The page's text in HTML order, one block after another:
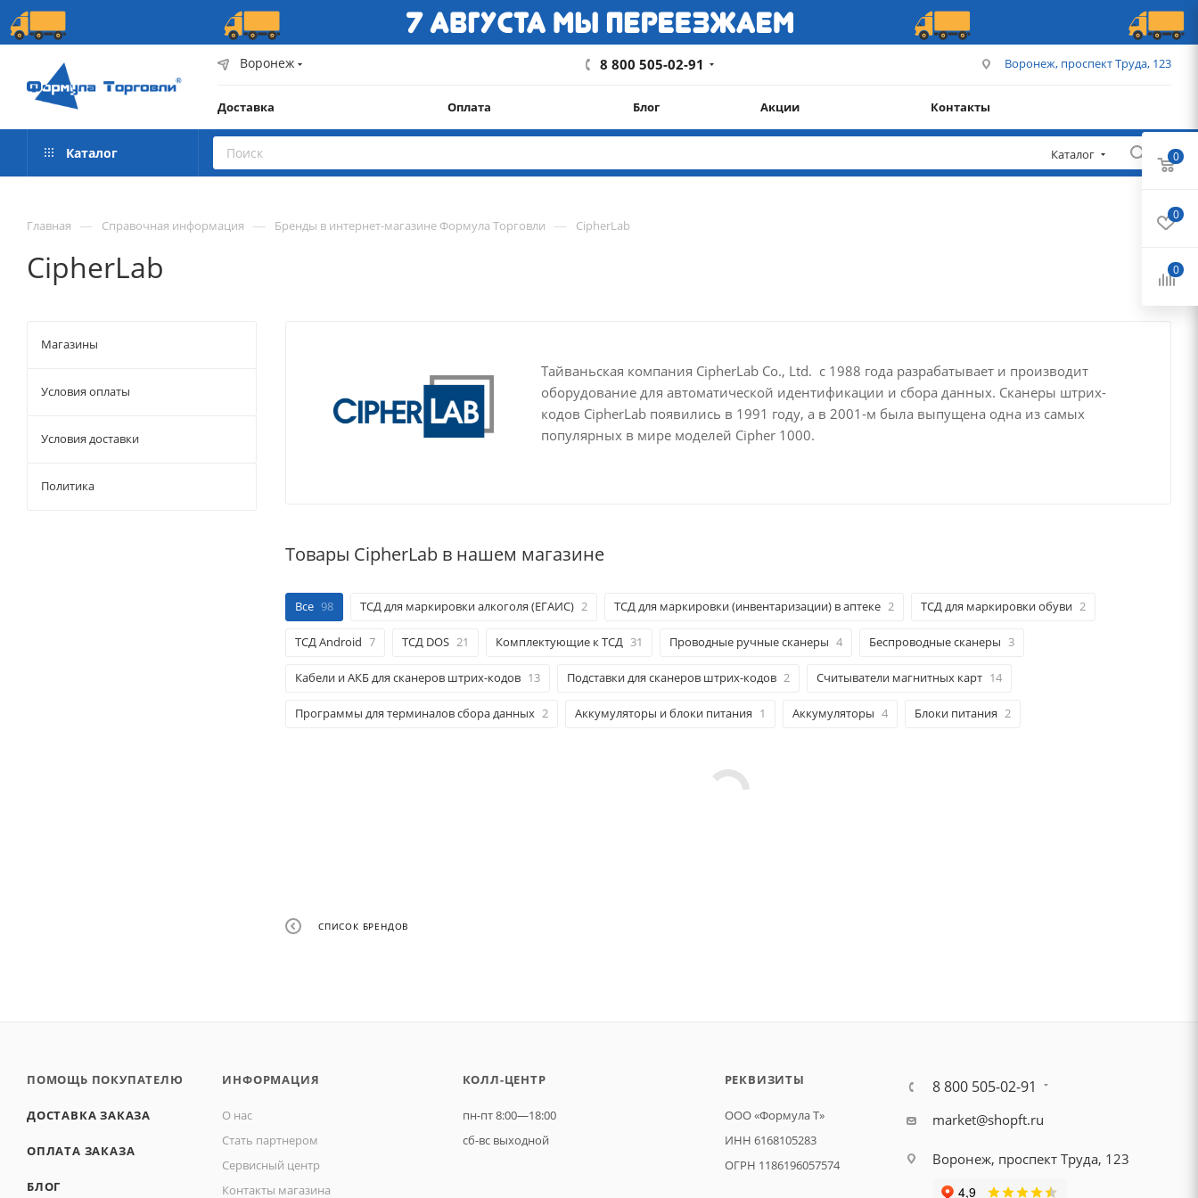
Воронеж 8 800 505-02-91 Воронеж, проспект Труда, 123
Доставка Оплата Блог Акции Контакты
Каталог Каталог
Главная — Справочная информация — Бренды в интернет-магазине Формула Торговли — CipherLab
CipherLab
Тайваньская компания CipherLab Co., Ltd. с 1988 года разрабатывает и производит
оборудование для автоматической идентификации и сбора данных. Сканеры штрих-
кодов CipherLab появились в 1991 году, а в 2001-м была выпущена одна из самых
популярных в мире моделей Cipher 1000.
Товары CipherLab в нашем магазине
Все 98 ТСД для маркировки алкоголя (ЕГАИС) 2 ТСД для маркировки (инвентаризации) в аптеке 2 ТСД для маркировки обуви 2
ТСД Android 7 ТСД DOS 21 Комплектующие к ТСД 31 Проводные ручные сканеры 4 Беспроводные сканеры 3
Кабели и АКБ для сканеров штрих-кодов 13 Подставки для сканеров штрих-кодов 2 Считыватели магнитных карт 14
Программы для терминалов сбора данных 2 Аккумуляторы и блоки питания 1 Аккумуляторы 4 Блоки питания 2
СПИСОК БРЕНДОВ
Магазины
Условия оплаты
Условия доставки
Политика
ПОМОЩЬ ПОКУПАТЕЛЮ
ДОСТАВКА ЗАКАЗА
ОПЛАТА ЗАКАЗА
БЛОГ
ИНФОРМАЦИЯ
О нас
Стать партнером
Сервисный центр
Контакты магазина
КОЛЛ-ЦЕНТР
пн-пт 8:00—18:00
сб-вс выходной
РЕКВИЗИТЫ
ООО «Формула Т»
ИНН 6168105283
ОГРН 1186196057574
8 800 505-02-91
market@shopft.ru
Воронеж, проспект Труда, 123
0
0
0